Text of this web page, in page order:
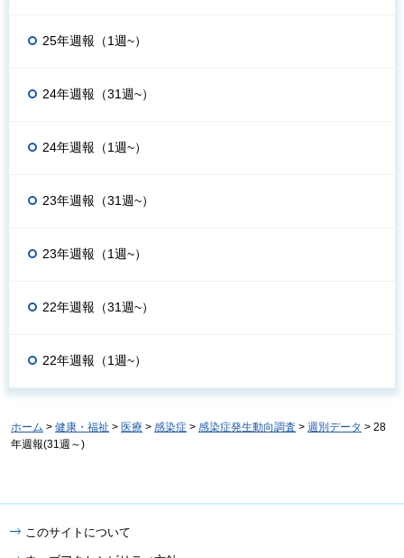
25年週報（1週~）
24年週報（31週~）
24年週報（1週~）
23年週報（31週~）
23年週報（1週~）
22年週報（31週~）
22年週報（1週~）
ホーム > 健康・福祉 > 医療 > 感染症 > 感染症発生動向調査 > 週別データ > 28
年週報(31週～)
このサイトについて